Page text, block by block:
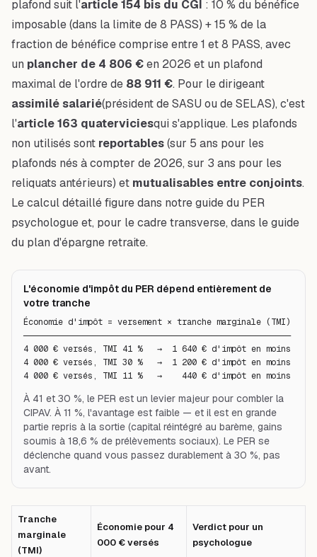
plafond suit l'article 154 bis du CGI : 10 % du bénéfice
imposable (dans la limite de 8 PASS) + 15 % de la
fraction de bénéfice comprise entre 1 et 8 PASS, avec
un plancher de 4 806 €en 2026 et un plafond
maximal de l'ordre de 88 911 €. Pour le dirigeant
assimilé salarié(président de SASU ou de SELAS), c'est
l'article 163 quaterviciesqui s'applique. Les plafonds
non utilisés sont reportables(sur 5 ans pour les
plafonds nés à compter de 2026, sur 3 ans pour les
reliquats antérieurs) et mutualisables entre conjoints.
Le calcul détaillé figure dans notreguide du PER
psychologueet, pour le cadre transverse, dans le guide
du plan d'épargne retraite.
L'économie d'impôt du PER dépend entièrement de
votre tranche
Économie d'impôt = versement × tranche marginale (TMI)
──────────────────────────────────────────────────────
4 000 € versés, TMI 41 %   →  1 640 € d'impôt en moins
4 000 € versés, TMI 30 %   →  1 200 € d'impôt en moins
4 000 € versés, TMI 11 %   →    440 € d'impôt en moins
À 41 et 30 %, le PER est un levier majeur pour combler la
CIPAV. À 11 %, l'avantage est faible — et il est en grande
partie repris à la sortie (capital réintégré au barème, gains
soumis à 18,6 % de prélèvements sociaux). Le PER se
déclenche quand vous passez durablement à 30 %, pas
avant.
Tranche
marginale
(TMI)
Économie pour 4
000 € versés
Verdict pour un
psychologue